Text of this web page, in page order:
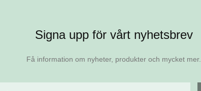
Signa upp för vårt nyhetsbrev
Få information om nyheter, produkter och mycket mer.